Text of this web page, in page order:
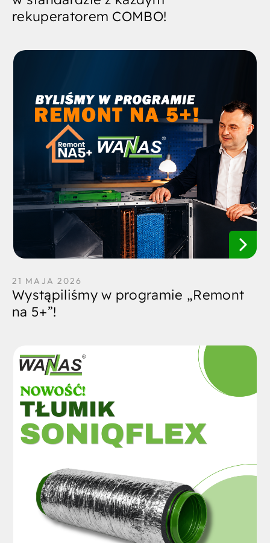
rekuperatorem COMBO!
21 MAJA 2026
Wystąpiliśmy w programie „Remont
na 5+”!